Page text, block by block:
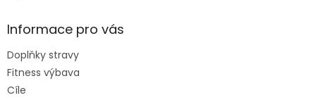
Informace pro vás
Doplňky stravy
Fitness výbava
Cíle